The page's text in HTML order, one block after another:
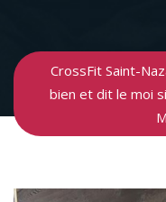
CrossFit Saint-
bien et dit le moi